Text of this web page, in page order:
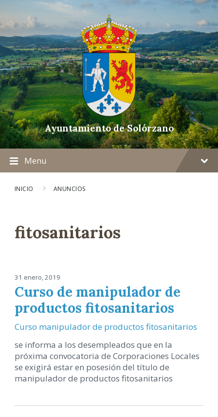
Ayuntamiento de Solórzano
Menu
INICIO ANUNCIOS
fitosanitarios
31 enero, 2019
Curso de manipulador de
productos fitosanitarios
Curso manipulador de productos fitosanitarios
se informa a los desempleados que en la
próxima convocatoria de Corporaciones Locales
se exigirá estar en posesión del título de
manipulador de productos fitosanitarios